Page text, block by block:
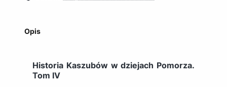
Opis
Historia Kaszubów w dziejach Pomorza.
Tom IV